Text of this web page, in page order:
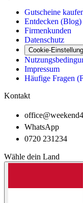
Gutscheine
Entdecken (Blog)
Firmenkunden
Datenschutz
Cookie-
Impressum
Häufige Fragen
Kontakt
WhatsApp
0720 231234
Wähle dein Land